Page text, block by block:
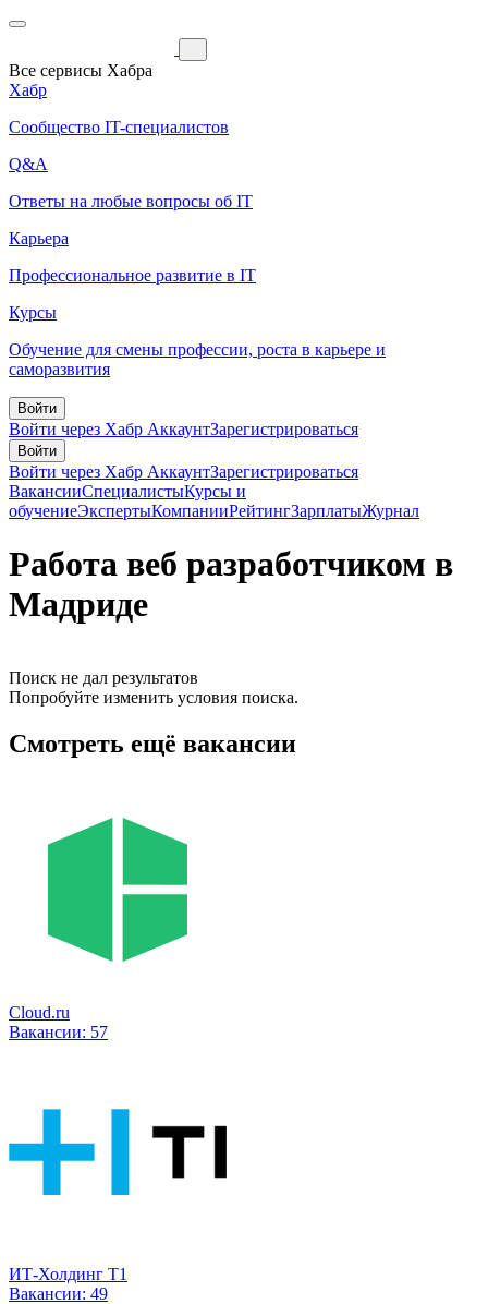
Все сервисы Хабра
Хабр
Сообщество IT-специалистов
Q&A
Ответы на любые вопросы об IT
Карьера
Профессиональное развитие в IT
Курсы
Обучение для смены профессии, роста в карьере и
саморазвития
Войти
Войти через Хабр АккаунтЗарегистрироваться
Войти
Войти через Хабр АккаунтЗарегистрироваться
ВакансииСпециалистыКурсы и
обучениеЭкспертыКомпанииРейтингЗарплатыЖурнал
Работа веб разработчиком в
Мадриде
Поиск не дал результатов
Попробуйте изменить условия поиска.
Смотреть ещё вакансии
Cloud.ru
Вакансии: 57
ИТ-Холдинг Т1
Вакансии: 49